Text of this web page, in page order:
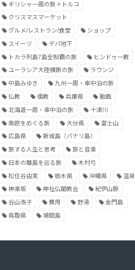
ギリシャ一周の旅＋トルコ
クリスマスマーケット
グルメ/レストラン/食堂
ショップ
スイーツ
デパ地下
トカラ列島7島全制覇の旅
ヒンドゥー教
ユーラシア大陸横断の旅
ラウンジ
中島みゆき
九州一周・車中泊の旅
仏教
儒教 兵庫県
動画
北海道一周・車中泊の旅
十津川
南欧をめぐる旅
大分県
富士山
広島県
新城島（パナリ島）
旅する人生と思考
旅と音楽
日本の離島を巡る旅
木村弓
松任谷由実
栃木県 沖縄県
温泉
神楽坂
神社仏閣教会
紀伊山脈
谷山浩子
費用 野湯
金門島
鳥取県
鳩間島